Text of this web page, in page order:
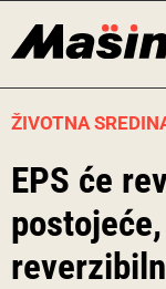
ŽIVOTNA
EPS će